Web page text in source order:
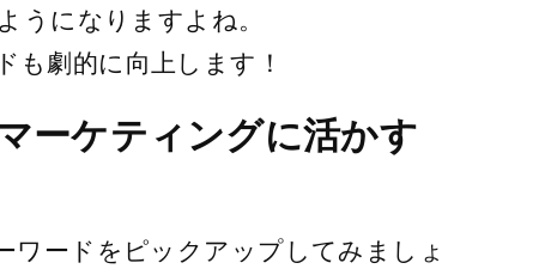
うになりますよね。
も劇的に向上します！
ーケティングに活かす
ワードをピックアップしてみましょ